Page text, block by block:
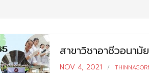
สาขาวิชาอาชีวอนา
NOV 4, 2021